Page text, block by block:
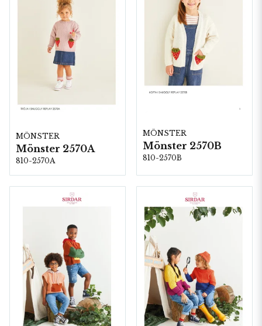
MÖNSTER
Mönster 2570A
810-2570A
MÖNSTER
Mönster 2570B
810-2570B